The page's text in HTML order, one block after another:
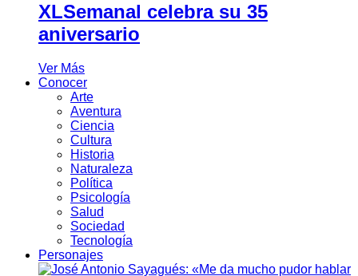
XLSemanal celebra su 35
aniversario
Ver Más
Conocer
Arte
Aventura
Ciencia
Cultura
Historia
Naturaleza
Política
Psicología
Salud
Sociedad
Tecnología
Personajes